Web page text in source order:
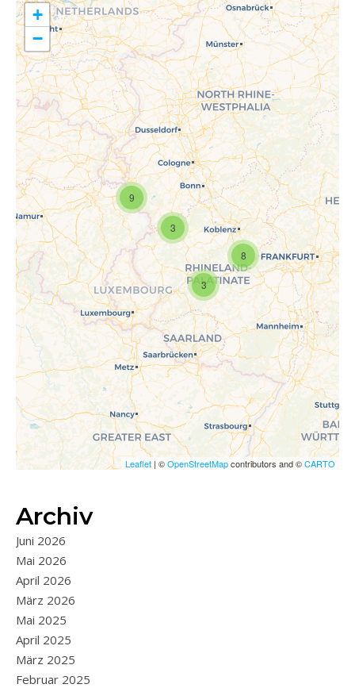
Travelers' Map wird geladen …
Wenn du dies siehst, nachdem
deine Seite vollständig geladen
wurde, fehlen leafletJS-Dateien.
3
8
3
9
+
−
Leaflet| ©OpenStreetMapcontributors and ©CARTO
Archiv
Juni 2026
Mai 2026
April 2026
März 2026
Mai 2025
April 2025
März 2025
Februar 2025